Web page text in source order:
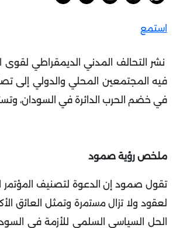
استمع
نشر التحالف المدني الديمقراطي لقوى
فيه المجتمعين المحلي والدولي إلى
في خضم الحرب الدائرة في السودان،
ملخص رؤية صمود
تقول صمود إن الدعوة لتصنيف اﻟﻣؤﺗﻣر
ﻟﻌﻘود وﻻ ﺗزال ﻣﺳﺗﻣرة وتمثل اﻟﻌﺎﺋق
الحل السياسي السلمي للأزمة في